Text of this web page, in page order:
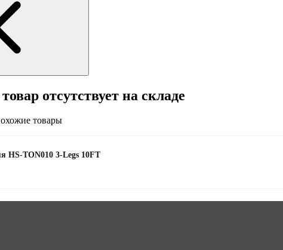
отсутствует на складе
товары
HS-TON010 3-Legs 10FT